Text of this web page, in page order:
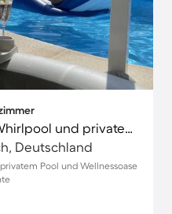
Ferienhaus mit Garten, Whirlpool und privatem Pool | Poolblick
Deutschland
Pool und Wellnessoase